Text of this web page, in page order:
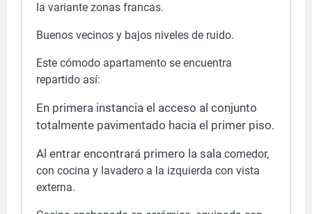
la variante zonas francas.
Buenos vecinos y bajos niveles de ruido.
Este cómodo apartamento se encuentra
repartido así:
En primera instancia el acceso al conjunto
totalmente pavimentado hacia el primer piso.
Al entrar encontrará primero la sala comedor,
con cocina y lavadero a la izquierda con vista
externa.